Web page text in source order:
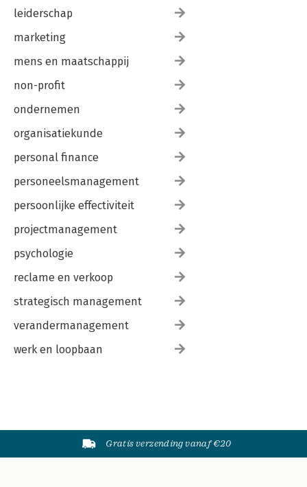
leiderschap
marketing
mens en maatschappij
non-profit
ondernemen
organisatiekunde
personal finance
personeelsmanagement
persoonlijke effectiviteit
projectmanagement
psychologie
reclame en verkoop
strategisch management
verandermanagement
werk en loopbaan
Gratis verzending vanaf €20